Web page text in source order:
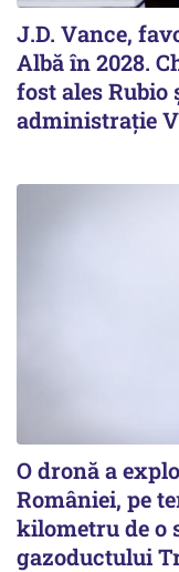
J.D. Vance,
Albă în 2028.
fost ales Rubio
administrație
O dronă a
României, pe
kilometru de o
gazoductului